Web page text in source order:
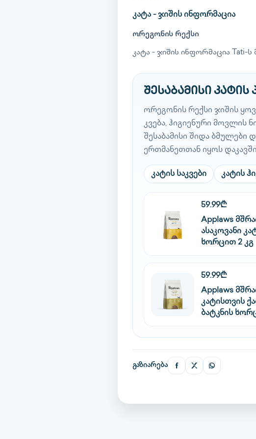
კატა - ჯიშის ინფორმაცია
ორეგონის რექსი
კატა - ჯიშის ინფორმაცია Tati-ს
შესაბამისი
ორეგონის რექსი ჯიშის
კვება, ჰიგიენური მოვლის
შესაბამისი შიდა
ერთმანეთთან იყოს
კატის საკვები კატის
59.99₾
Applaws
ასაკოვანი
ხორცით 2 კგ
59.99₾
Applaws
კატისთვის
ბატკნის
გაზიარება